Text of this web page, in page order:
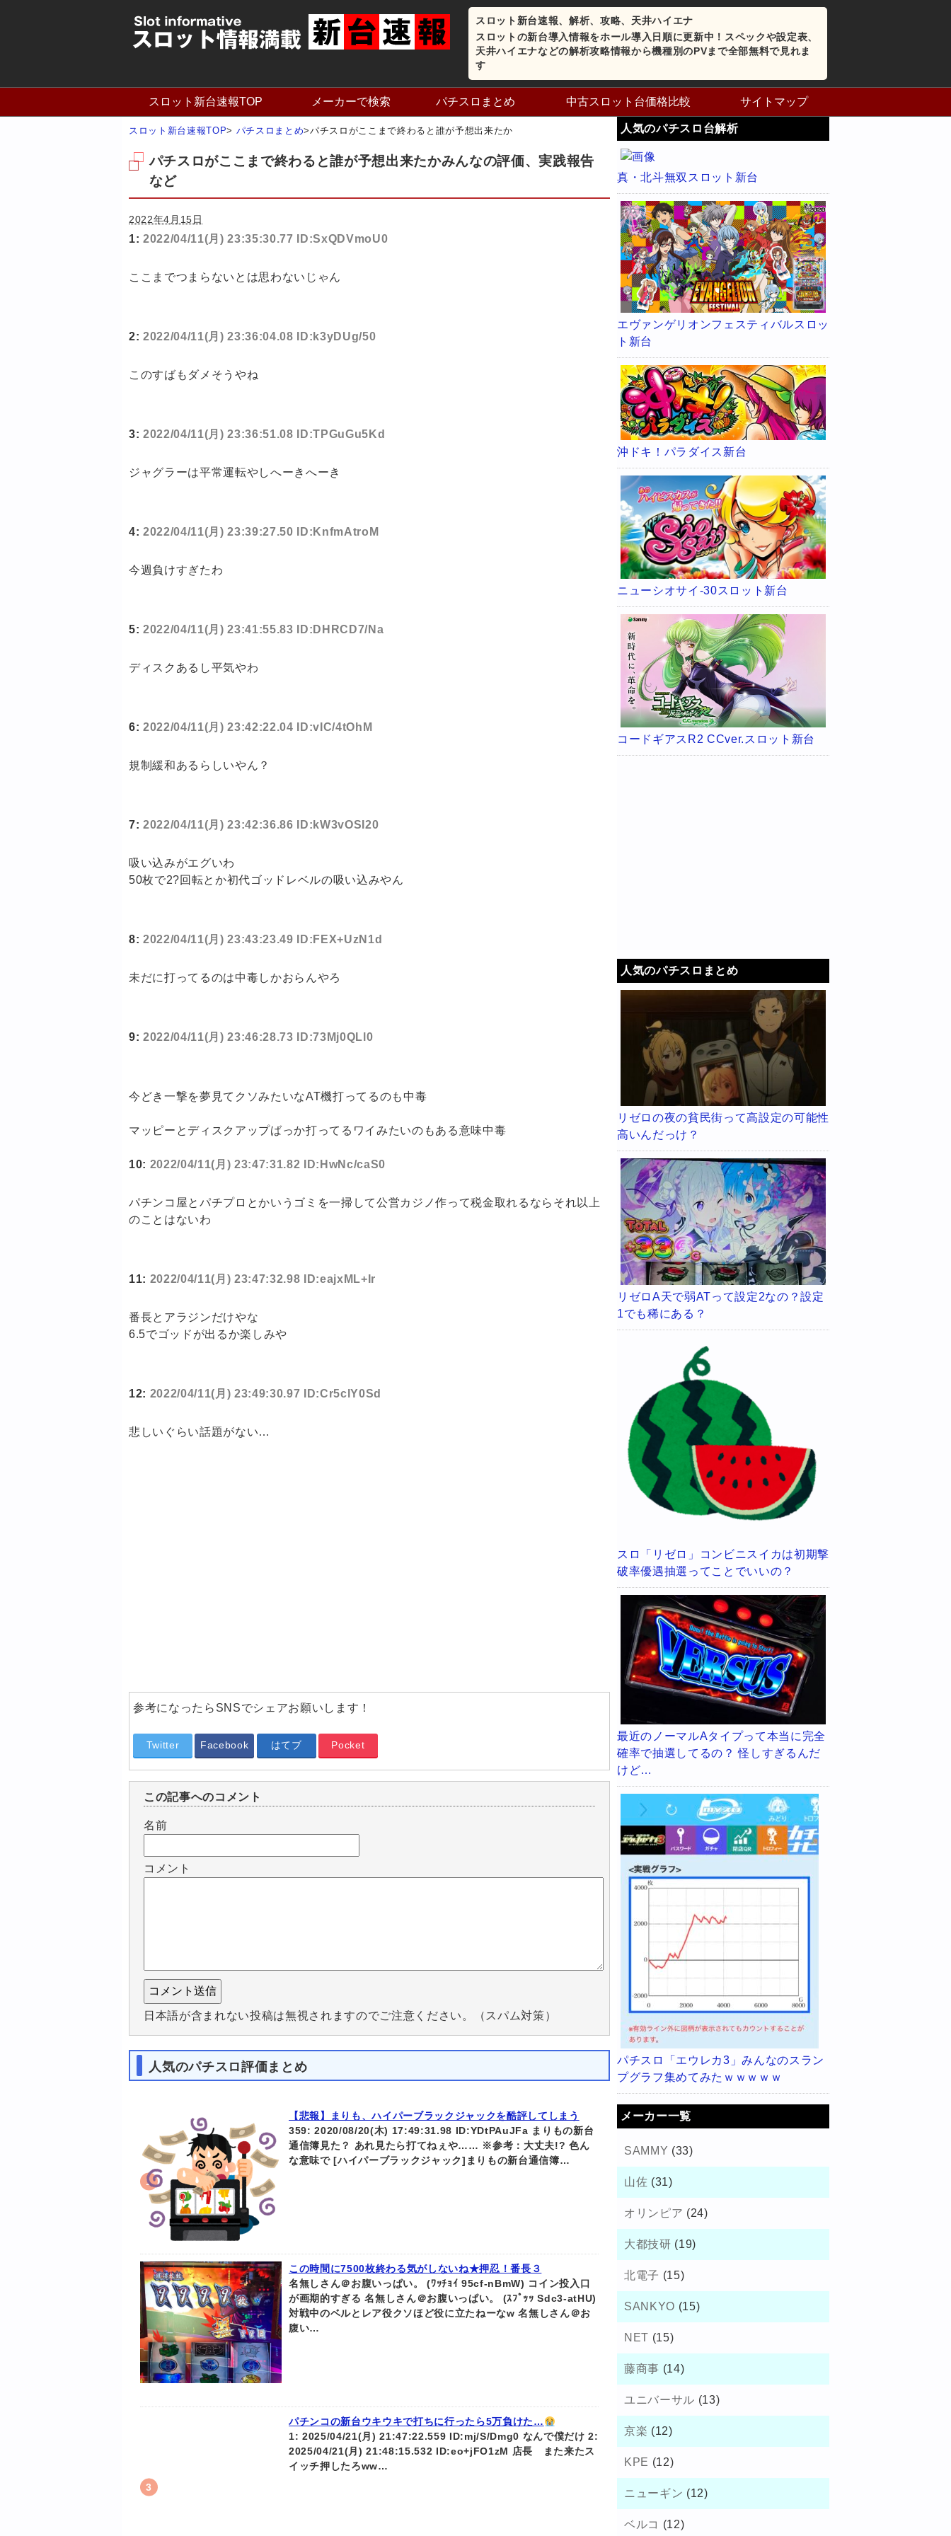
スロット新台速報、解析、攻略、天井ハイエナ
スロットの新台導入情報をホール導入日順に更新中！スペックや設定表、
天井ハイエナなどの解析攻略情報から機種別のPVまで全部無料で見れま
す
スロット新台速報TOP メーカーで検索 パチスロまとめ 中古スロット台価格比較 サイトマップ
スロット新台速報TOP> パチスロまとめ>パチスロがここまで終わると誰が予想出来たか
パチスロがここまで終わると誰が予想出来たかみんなの評価、実践報告
など
2022年4月15日
1: 2022/04/11(月) 23:35:30.77 ID:SxQDVmoU0
ここまでつまらないとは思わないじゃん
2: 2022/04/11(月) 23:36:04.08 ID:k3yDUg/50
このすばもダメそうやね
3: 2022/04/11(月) 23:36:51.08 ID:TPGuGu5Kd
ジャグラーは平常運転やしへーきへーき
4: 2022/04/11(月) 23:39:27.50 ID:KnfmAtroM
今週負けすぎたわ
5: 2022/04/11(月) 23:41:55.83 ID:DHRCD7/Na
ディスクあるし平気やわ
6: 2022/04/11(月) 23:42:22.04 ID:vIC/4tOhM
規制緩和あるらしいやん？
7: 2022/04/11(月) 23:42:36.86 ID:kW3vOSI20
吸い込みがエグいわ
50枚で2?回転とか初代ゴッドレベルの吸い込みやん
8: 2022/04/11(月) 23:43:23.49 ID:FEX+UzN1d
未だに打ってるのは中毒しかおらんやろ
9: 2022/04/11(月) 23:46:28.73 ID:73Mj0QLl0
今どき一撃を夢見てクソみたいなAT機打ってるのも中毒
マッピーとディスクアップばっか打ってるワイみたいのもある意味中毒
10: 2022/04/11(月) 23:47:31.82 ID:HwNc/caS0
パチンコ屋とパチプロとかいうゴミを一掃して公営カジノ作って税金取れるならそれ以上
のことはないわ
11: 2022/04/11(月) 23:47:32.98 ID:eajxML+Ir
番長とアラジンだけやな
6.5でゴッドが出るか楽しみや
12: 2022/04/11(月) 23:49:30.97 ID:Cr5clY0Sd
悲しいぐらい話題がない…
参考になったらSNSでシェアお願いします！
Twitter Facebook はてブ Pocket
この記事へのコメント
名前
コメント
日本語が含まれない投稿は無視されますのでご注意ください。（スパム対策）
人気のパチスロ評価まとめ
【悲報】まりも、ハイパーブラックジャックを酷評してしまう
359: 2020/08/20(木) 17:49:31.98 ID:YDtPAuJFa まりもの新台
通信簿見た？ あれ見たら打てねぇや…… ※参考：大丈夫!? 色ん
な意味で [ハイパーブラックジャック]まりもの新台通信簿…
この時間に7500枚終わる気がしないね★押忍！番長３
名無しさん＠お腹いっぱい。 (ﾜｯﾁｮｲ 95cf-nBmW) コイン投入口
が画期的すぎる 名無しさん＠お腹いっぱい。 (ｽﾌﾟｯｯ Sdc3-atHU)
対戦中のベルとレア役クソほど役に立たねーなw 名無しさん＠お
腹い…
パチンコの新台ウキウキで打ちに行ったら5万負けた…
1: 2025/04/21(月) 21:47:22.559 ID:mj/S/Dmg0 なんで僕だけ 2:
2025/04/21(月) 21:48:15.532 ID:eo+jFO1zM 店長 また来たス
イッチ押したろww…
人気のパチスロ台解析
真・北斗無双スロット新台
エヴァンゲリオンフェスティバルスロッ
ト新台
沖ドキ！パラダイス新台
ニューシオサイ-30スロット新台
コードギアスR2 CCver.スロット新台
人気のパチスロまとめ
リゼロの夜の貧民街って高設定の可能性
高いんだっけ？
リゼロA天で弱ATって設定2なの？設定
1でも稀にある？
スロ「リゼロ」コンビニスイカは初期撃
破率優遇抽選ってことでいいの？
最近のノーマルAタイプって本当に完全
確率で抽選してるの？ 怪しすぎるんだ
けど…
パチスロ「エウレカ3」みんなのスラン
プグラフ集めてみたｗｗｗｗｗ
メーカー一覧
SAMMY (33)
山佐 (31)
オリンピア (24)
大都技研 (19)
北電子 (15)
SANKYO (15)
NET (15)
藤商事 (14)
ユニバーサル (13)
京楽 (12)
KPE (12)
ニューギン (12)
ベルコ (12)